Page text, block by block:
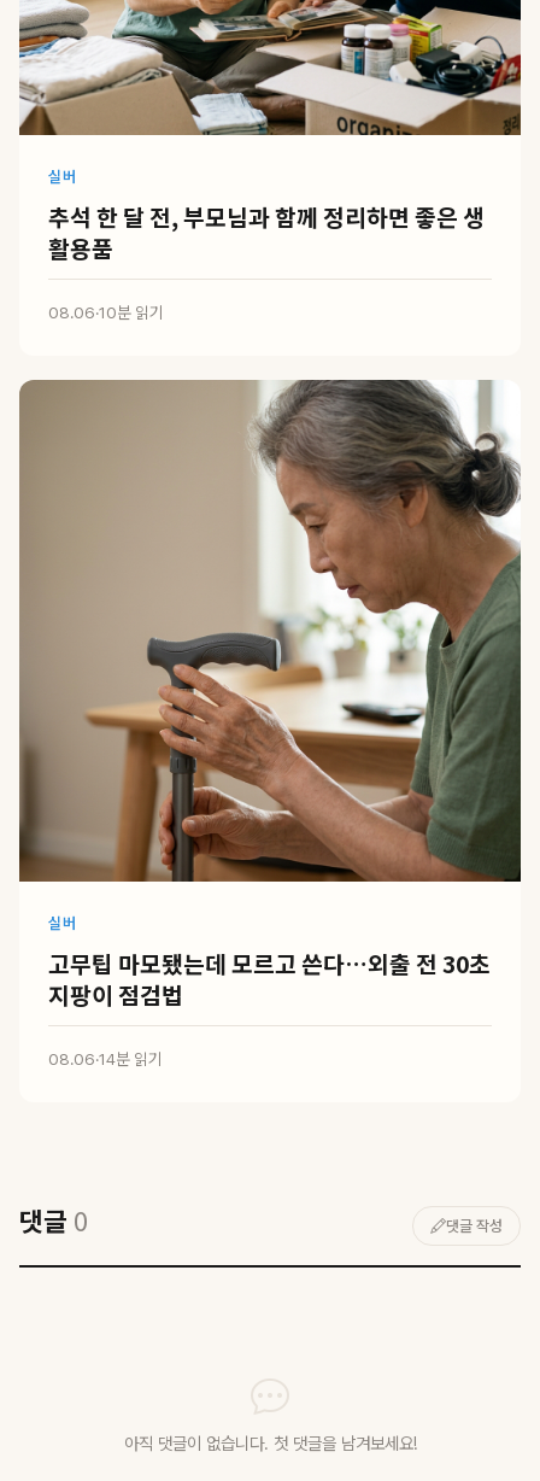
실버
추석 한 달 전, 부모님과 함께 정리하면 좋은 생
활용품
08.06·10분 읽기
실버
고무팁 마모됐는데 모르고 쓴다…외출 전 30초
지팡이 점검법
08.06·14분 읽기
댓글 0 댓글 작성
아직 댓글이 없습니다. 첫 댓글을 남겨보세요!